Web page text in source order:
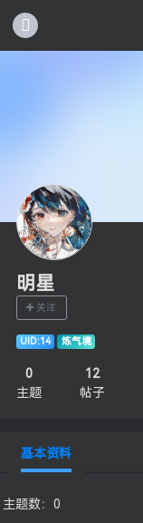
明星
关注
UID:14 炼气境
0
主题
12
帖子
基本资料
主题数： 0